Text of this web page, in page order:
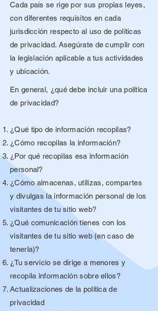
Cada país se rige por sus propias leyes,
con diferentes requisitos en cada
jurisdicción respecto al uso de políticas
de privacidad. Asegúrate de cumplir con
la legislación aplicable a tus actividades
y ubicación.
En general, ¿qué debe incluir una política
de privacidad?
¿Qué tipo de información recopilas?
¿Cómo recopilas la información?
¿Por qué recopilas esa información
personal?
¿Cómo almacenas, utilizas, compartes
y divulgas la información personal de los
visitantes de tu sitio web?
¿Qué comunicación tienes con los
visitantes de tu sitio web (en caso de
tenerla)?
¿Tu servicio se dirige a menores y
recopila información sobre ellos?
Actualizaciones de la política de
privacidad